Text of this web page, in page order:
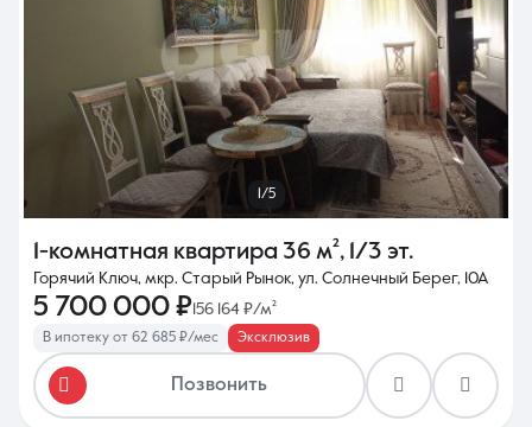
1/5
1-комнатная квартира 36 м², 1/3 эт.
Горячий Ключ, мкр. Старый Рынок, ул. Солнечный Берег, 10А
5 700 000 ₽156 164 ₽/м²
В ипотеку от 62 685 ₽/мес Эксклюзив
Позвонить